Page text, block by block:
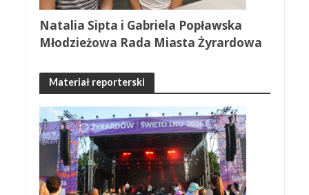
Natalia Sipta i Gabriela Popławska
Młodzieżowa Rada Miasta Żyrardowa
Materiał reporterski